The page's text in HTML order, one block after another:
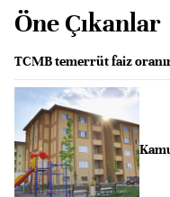
Öne Çıkanlar
TCMB temerrüt faiz